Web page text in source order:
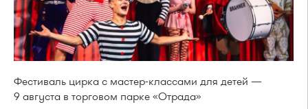
Фестиваль цирка с мастер-классами для детей —
9 августа в торговом парке «Отрада»